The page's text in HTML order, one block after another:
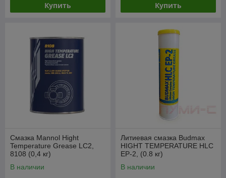
Купить Купить
Смазка Mannol Hight
Temperature Grease LC2,
8108 (0,4 кг)
В наличии
Литиевая смазка Budmax
HIGHT TEMPERATURE HLC
EP-2, (0.8 кг)
В наличии